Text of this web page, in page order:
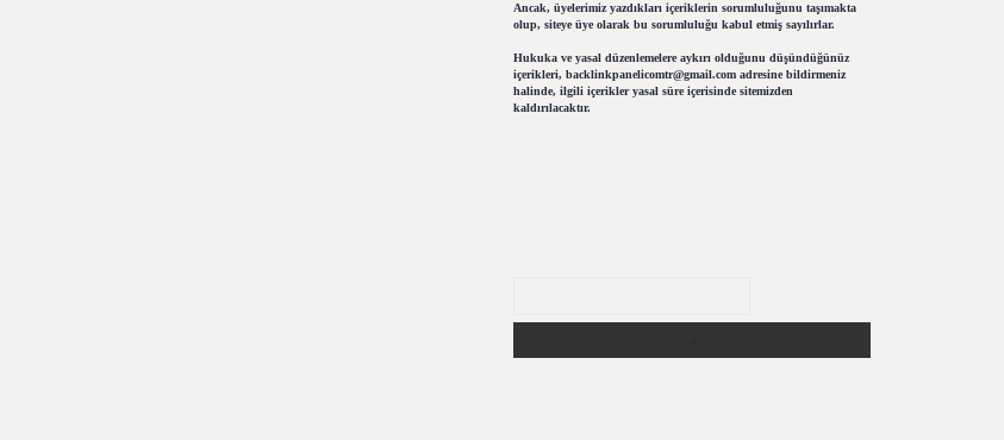
Ancak, üyelerimiz yazdıkları içeriklerin sorumluluğunu taşımakta
olup, siteye üye olarak bu sorumluluğu kabul etmiş sayılırlar.
Hukuka ve yasal düzenlemelere aykırı olduğunu düşündüğünüz
içerikleri, backlinkpanelicomtr@gmail.comadresine bildirmeniz
halinde, ilgili içerikler yasal süre içerisinde sitemizden
kaldırılacaktır.